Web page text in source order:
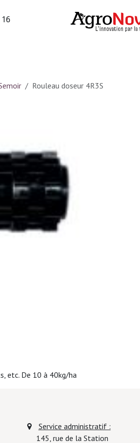
Rouleau doseur 4R3S
etc. De 10 à 40kg/ha
Service administratif :
145, rue de la Station